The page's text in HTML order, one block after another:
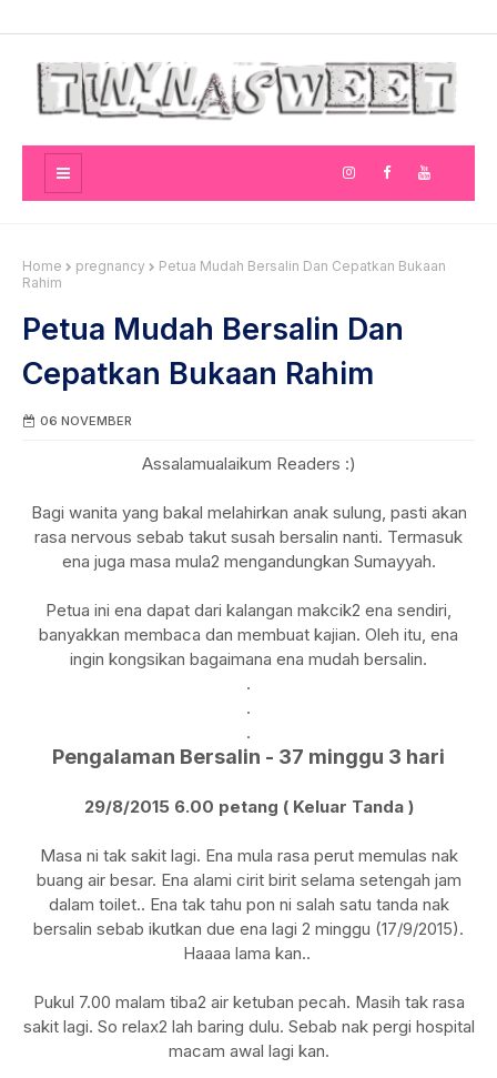
Home pregnancy
Petua Mudah Bersalin Dan Cepatkan Bukaan
Rahim
Petua Mudah Bersalin Dan
Cepatkan Bukaan Rahim
06 NOVEMBER
Assalamualaikum Readers :)
Bagi wanita yang bakal melahirkan anak sulung, pasti akan
rasa nervous sebab takut susah bersalin nanti. Termasuk
ena juga masa mula2 mengandungkan Sumayyah.
Petua ini ena dapat dari kalangan makcik2 ena sendiri,
banyakkan membaca dan membuat kajian. Oleh itu, ena
ingin kongsikan bagaimana ena mudah bersalin.
.
.
.
Pengalaman Bersalin - 37 minggu 3 hari
29/8/2015 6.00 petang ( Keluar Tanda )
Masa ni tak sakit lagi. Ena mula rasa perut memulas nak
buang air besar. Ena alami cirit birit selama setengah jam
dalam toilet.. Ena tak tahu pon ni salah satu tanda nak
bersalin sebab ikutkan due ena lagi 2 minggu (17/9/2015).
Haaaa lama kan..
Pukul 7.00 malam tiba2 air ketuban pecah. Masih tak rasa
sakit lagi. So relax2 lah baring dulu. Sebab nak pergi hospital
macam awal lagi kan.